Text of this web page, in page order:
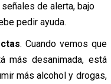
de alerta, bajo
pedir ayuda.
. Cuando vemos que
más desanimada, está
más alcohol y drogas,